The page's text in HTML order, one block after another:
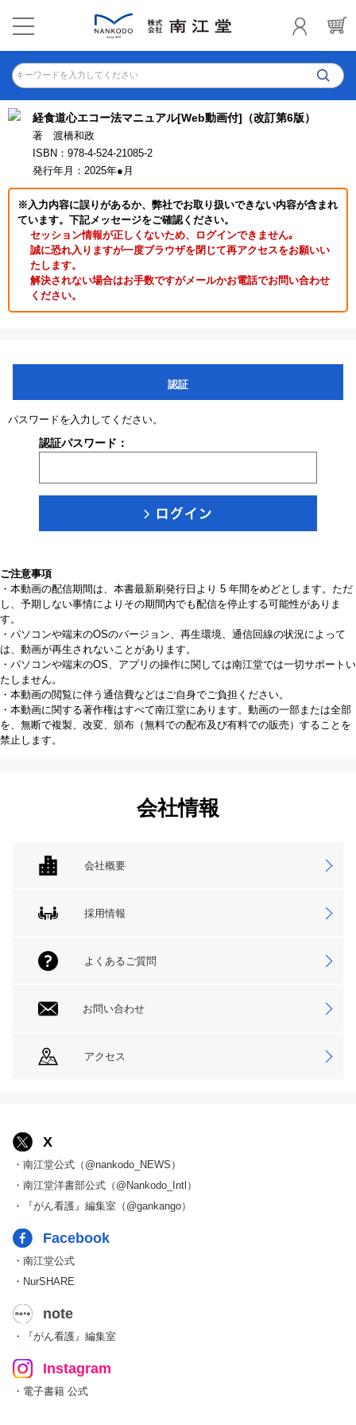
キーワードを入力してください
経食道心エコー法マニュアル[Web動画付]（改訂第6版）
著 渡橋和政
ISBN：978-4-524-21085-2
発行年月：2025年●月
※入力内容に誤りがあるか、弊社でお取り扱いできない内容が含まれ
ています。下記メッセージをご確認ください。
セッション情報が正しくないため、ログインできません｡
誠に恐れ入りますが一度ブラウザを閉じて再アクセスをお願いい
たします。
解決されない場合はお手数ですがメールかお電話でお問い合わせ
ください。
認証
パスワードを入力してください。
認証パスワード：
ご注意事項
・本動画の配信期間は、本書最新刷発行日より 5 年間をめどとします。ただ
し、予期しない事情によりその期間内でも配信を停止する可能性がありま
す。
・パソコンや端末のOSのバージョン、再生環境、通信回線の状況によって
は、動画が再生されないことがあります。
・パソコンや端末のOS、アプリの操作に関しては南江堂では一切サポートい
たしません。
・本動画の閲覧に伴う通信費などはご自身でご負担ください。
・本動画に関する著作権はすべて南江堂にあります。動画の一部または全部
を、無断で複製、改変、頒布（無料での配布及び有料での販売）することを
禁止します。
会社情報
会社概要
採用情報
よくあるご質問
お問い合わせ
アクセス
X
・南江堂公式（@nankodo_NEWS）
・南江堂洋書部公式（@Nankodo_Intl）
・『がん看護』編集室（@gankango）
Facebook
・南江堂公式
・NurSHARE
note
・『がん看護』編集室
Instagram
・電子書籍 公式